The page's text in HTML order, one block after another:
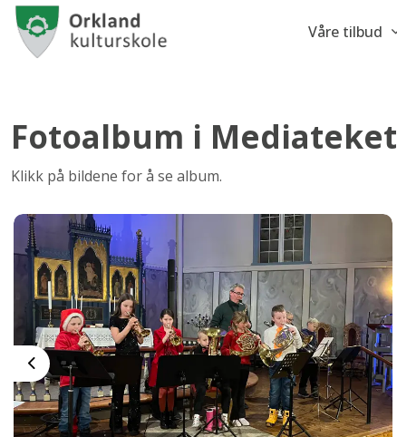
Våre tilbud
Fotoalbum i Mediateket
Klikk på bildene for å se album.
Previous